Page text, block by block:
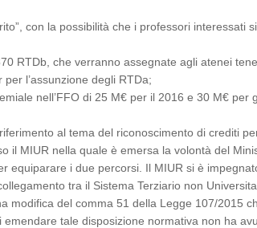
con la possibilità che i professori
RTDb, che verranno assegnate agli atenei
l’assunzione degli RTDa;
nell’FFO di 25 M€ per il 2016 e 30 M€ per
al tema del riconoscimento di crediti
il MIUR nella quale è emersa la volontà del
equiparare i due percorsi. Il MIUR si è
tra il Sistema Terziario non
modifica del comma 51 della Legge 107/2015
tale disposizione normativa non ha